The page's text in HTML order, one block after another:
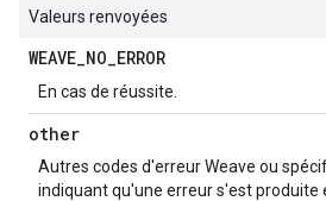
Valeurs renvoyées
WEAVE_NO_ERROR
En cas de réussite.
other
Autres codes d'erreur Weave ou
indiquant qu'une erreur s'est produite